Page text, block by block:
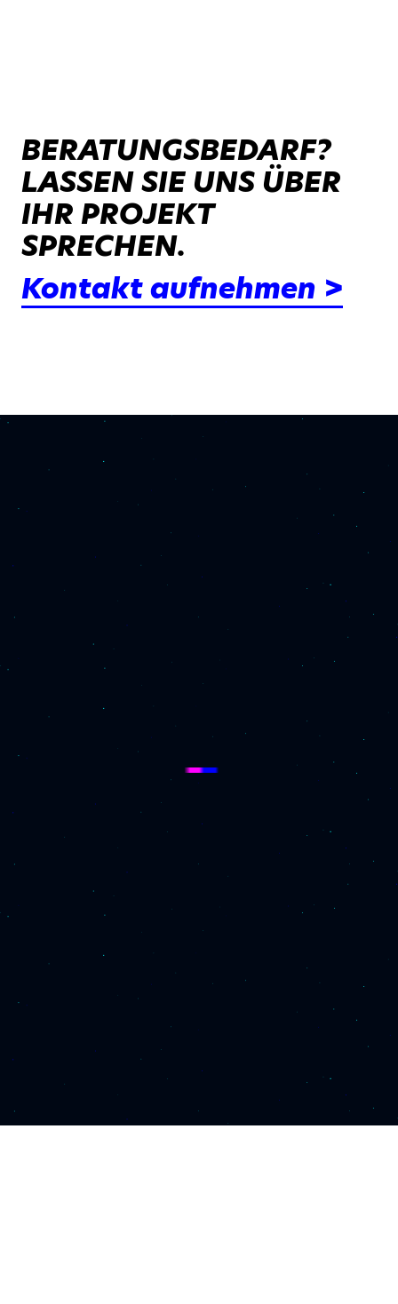
BERATUNGSBEDARF?
LASSEN SIE UNS ÜBER
IHR PROJEKT
SPRECHEN.
Kontakt aufnehmen >